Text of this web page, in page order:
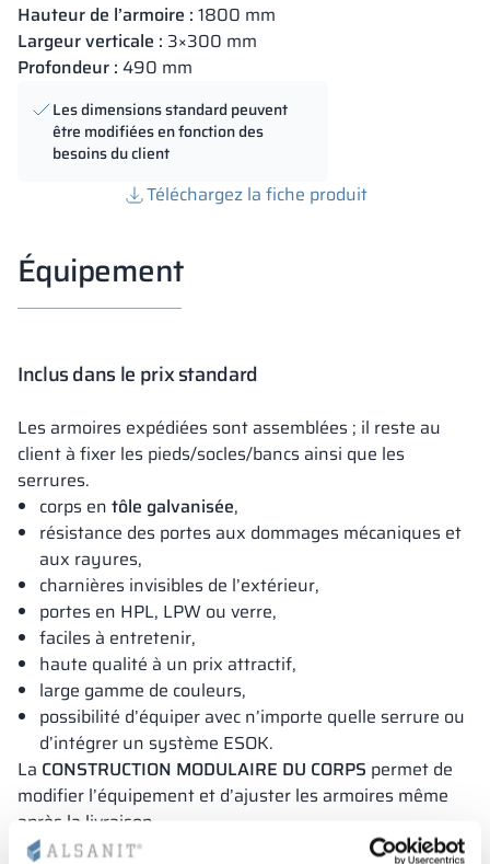
Hauteur de l’armoire : 1800 mm
Largeur verticale : 3×300 mm
Profondeur : 490 mm
Les dimensions standard peuvent
être modifiées en fonction des
besoins du client
Téléchargez la fiche produit
Équipement
Inclus dans le prix standard
Les armoires expédiées sont assemblées ; il reste au
client à fixer les pieds/socles/bancs ainsi que les
serrures.
corps en tôle galvanisée,
résistance des portes aux dommages mécaniques et
aux rayures,
charnières invisibles de l’extérieur,
portes en HPL, LPW ou verre,
faciles à entretenir,
haute qualité à un prix attractif,
large gamme de couleurs,
possibilité d’équiper avec n’importe quelle serrure ou
d’intégrer un système ESOK.
La CONSTRUCTION MODULAIRE DU CORPS permet de
modifier l’équipement et d’ajuster les armoires même
après la livraison.
Solution déposée auprès de l’Office des brevets.